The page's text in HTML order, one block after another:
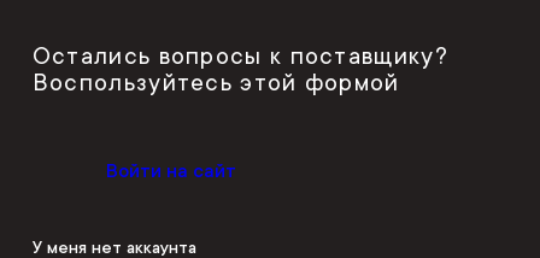
Остались вопросы к поставщику?
Воспользуйтесь этой формой
Войти на сайт
У меня нет аккаунта